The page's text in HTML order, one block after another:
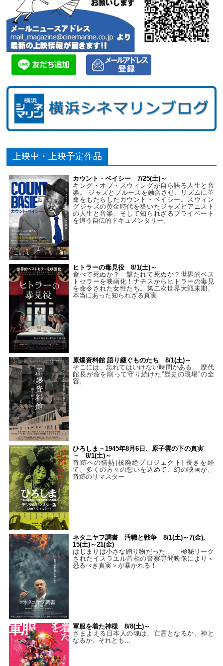
上映中・上映予定作品
カウント・ベイシー 7/25(土)～
キング・オブ・スウィングが自ら語る人生と音
楽。 ジャズとブルースを融合させ、リズムに革
命をもたらしたカウント・ベイシー。スウィン
グジャズの黄金時代を築いたジャズピアニスト
の人生と音楽、そして知られざるプライベート
を追う自伝的ドキュメンタリー。
ヒトラーの毒見役 8/1(土)～
食べて死ぬか？ 撃たれて死ぬか？世界的ベス
トセラーを映画化！ナチスからヒトラーの毒見
を命令された女性たち。第二次世界大戦末期、
本当にあった知られざる真実
原爆資料館 語り継ぐものたち 8/1(土)～
そこには、忘れてはいけない時間がある。 歴代
館長が命を削って守り続けた”歴史の現場”の全
容。
ひろしま－1945年8月6日、原子雲の下の真実
－ 8/1(土)～
奇跡への情熱[核廃絶プロジェクト] 長きを経
て、多くの方々の想いを込めて、幻の映画が、
奇跡のリマスター
ネタニヤフ調書 汚職と戦争 8/1(土)～7(金),
15(土)～21(金)
はじまりは小さな贈り物だった…。 極秘リーク
されたイスラエル首相の警察尋問映像により＜
恐るべき真実＞が暴かれる！
軍服を着た神様 8/8(土)～
さまよえる日本人の魂は、亡霊となるか、神と
なるか、それとも…